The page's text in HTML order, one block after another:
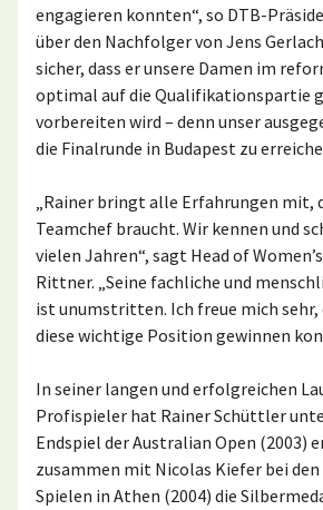
engagieren konnten“, so DTB-
über den Nachfolger von Jens
sicher, dass er unsere Damen im
optimal auf die Qualifikationspartie
vorbereiten wird – denn unser
die Finalrunde in Budapest zu
„Rainer bringt alle Erfahrungen mit,
Teamchef braucht. Wir kennen und
vielen Jahren“, sagt Head of
Rittner. „Seine fachliche und
ist unumstritten. Ich freue mich sehr,
diese wichtige Position gewinnen
In seiner langen und erfolgreichen
Profispieler hat Rainer Schüttler
Endspiel der Australian Open (2003)
zusammen mit Nicolas Kiefer bei
Spielen in Athen (2004) die